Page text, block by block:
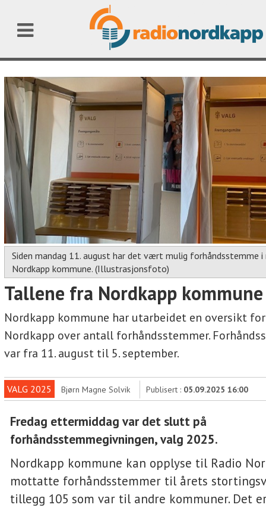
Siden mandag 11. august har det vært mulig forhåndsstemme i
Nordkapp kommune. (Illustrasjonsfoto)
Tallene fra Nordkapp kommune
Nordkapp kommune har utarbeidet en oversikt
Nordkapp over antall forhåndsstemmer.
var fra 11. august til 5. september.
VALG 2025 Bjørn Magne Solvik Publisert : 05.09.2025 16:00
Fredag ettermiddag var det slutt på
forhåndsstemmegivningen, valg 2025.
Nordkapp kommune kan opplyse til Radio
mottatte forhåndsstemmer til årets
tillegg 105 som var til andre kommuner. Det